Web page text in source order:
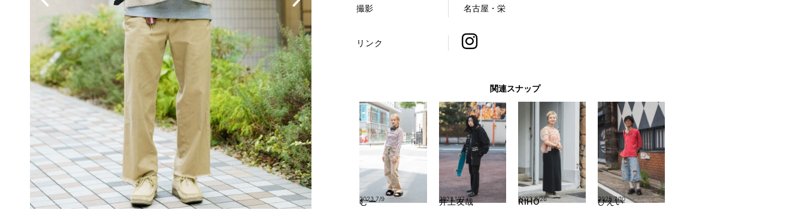
撮影 名古屋・栄
リンク
関連スナップ
むー
2023.7/9 井上友哉
2023.1/12 RIHO
2023.8/26 ひえい
2025.7/10